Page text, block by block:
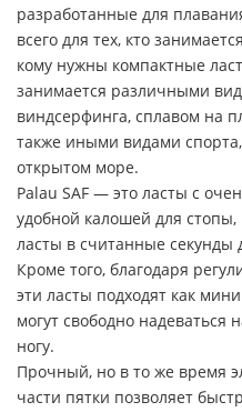
разработанные для
всего для тех, кто
кому нужны компактные
занимается различными
виндсерфинга, сплавом на
также иными видами
открытом море.
Palau SAF — это ласты с
удобной калошей для
ласты в считанные
Кроме того, благодаря
эти ласты подходят как
могут свободно надеваться
ногу.
Прочный, но в то же время
части пятки позволяет